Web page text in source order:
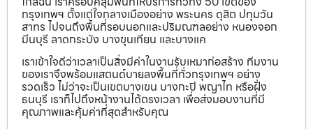
กรุงเทพฯ ตั้งแต่ใจกลางเมืองอย่าง พระนคร ดุสิต ปทุมวัน
สาทร ไปจนถึงพื้นที่รอบนอกและปริมณฑลอย่าง หนองจอก
มีนบุรี ลาดกระบัง บางขุนเทียน และบางแค
เราเข้าใจดีว่าเวลาเป็นสิ่งมีค่าในงานรับเหมาก่อสร้าง ทีมงาน
ของเราจึงพร้อมแสตนด์บายลงพื้นที่ทั่วกรุงเทพฯ อย่าง
รวดเร็ว ไม่ว่าจะเป็นเขตบางเขน บางกะปิ พญาไท หรือฝั่ง
ธนบุรี เราก็ไปถึงหน้างานได้ตรงเวลา เพื่อส่งมอบงานที่มี
คุณภาพและคุ้มค่าที่สุดสำหรับคุณ